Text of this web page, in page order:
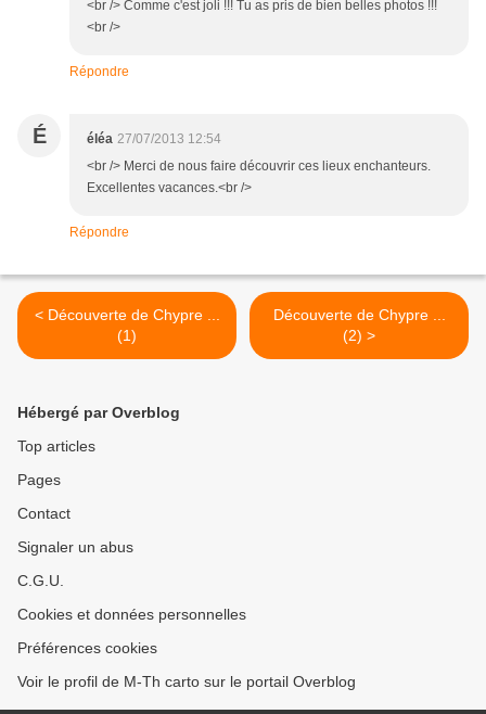
<br /> Comme c'est joli !!! Tu as pris de bien belles photos !!!
<br />
Répondre
É éléa 27/07/2013 12:54
<br /> Merci de nous faire découvrir ces lieux enchanteurs.
Excellentes vacances.<br />
Répondre
< Découverte de Chypre ...
(1)
Découverte de Chypre ...
(2) >
Hébergé par Overblog
Top articles
Pages
Contact
Signaler un abus
C.G.U.
Cookies et données personnelles
Préférences cookies
Voir le profil de M-Th carto sur le portail Overblog